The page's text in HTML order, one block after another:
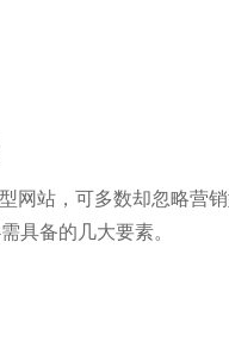
很难被百度收录。
网站，可多数却忽略营
具备的几大要素。